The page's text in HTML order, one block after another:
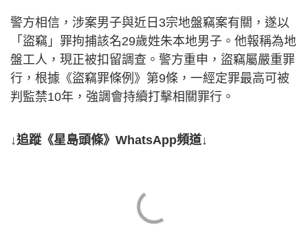
警方相信，涉案男子與近日3宗地盤竊案有關，遂以
「盜竊」罪拘捕該名29歲姓朱本地男子。他報稱為地
盤工人，現正被扣留調查。警方重申，盜竊屬嚴重罪
行，根據《盜竊罪條例》第9條，一經定罪最高可被
判監禁10年，強調會持續打擊相關罪行。
↓追蹤《星島頭條》WhatsApp頻道↓